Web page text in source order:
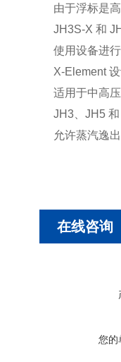
由于浮标是
JH3S-X 和
使用设备进
X-Element
适用于中高
JH3、JH5
允许蒸汽逸
在线咨询
您的